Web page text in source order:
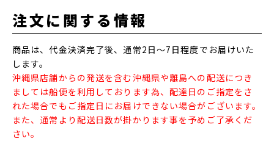
注文に関する情報
商品は、代金決済完了後、通常2日～7日程度でお届けいた
します。
沖縄県店舗からの発送を含む沖縄県や離島への配送につき
ましては船便を利用しております為、配達日のご指定をさ
れた場合でもご指定日にお届けできない場合がございます。
また、通常より配送日数が掛かります事を予めご了承くだ
さい。